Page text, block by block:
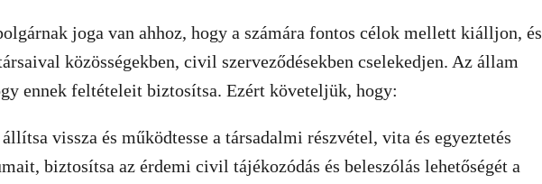
joga van ahhoz, hogy a számára fontos célok mellett kiálljon, és
közösségekben, civil szerveződésekben cselekedjen. Az állam
ennek feltételeit biztosítsa. Ezért követeljük, hogy:
vissza és működtesse a társadalmi részvétel, vita és egyeztetés
biztosítsa az érdemi civil tájékozódás és beleszólás lehetőségét a